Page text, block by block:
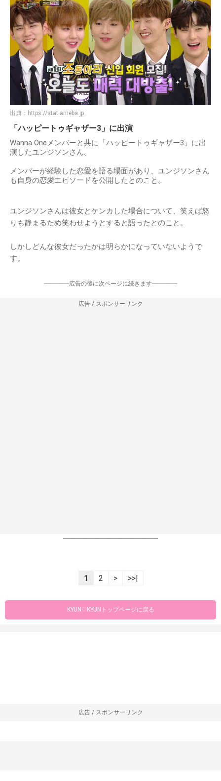
出典： https://stat.ameba.jp
「ハッピートゥギャザー3」に出演
Wanna Oneメンバーと共に「ハッピートゥギャザー3」に出
演したユンジソンさん。
メンバーが経験した恋愛を語る場面があり、ユンジソンさん
も自身の恋愛エピソードを公開したとのこと。
ユンジソンさんは彼女とケンカした場合について、笑えば怒
りも静まるため笑わせようとすると語ったとのこと。
しかしどんな彼女だったかは明らかになっていないようで
す。
-----------------広告の後に次ページに続きます-----------------
広告 / スポンサーリンク
----------------------------------------------------------------
1 2 > >>|
KYUN♡KYUNトップページに戻る
広告 / スポンサーリンク